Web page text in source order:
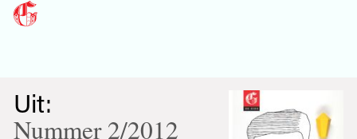
Uit:
Nummer 2/2012